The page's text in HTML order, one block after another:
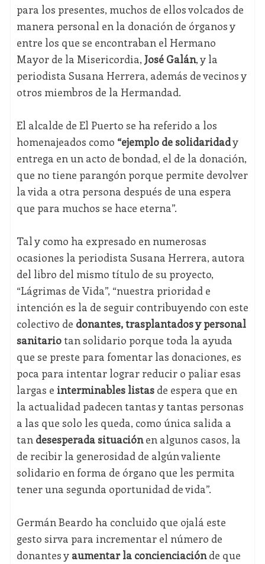
para los presentes, muchos de ellos volcados de
manera personal en la donación de órganos y
entre los que se encontraban el Hermano
Mayor de la Misericordia, José Galán, y la
periodista Susana Herrera, además de vecinos y
otros miembros de la Hermandad.
El alcalde de El Puerto se ha referido a los
homenajeados como “ejemplo de solidaridady
entrega en un acto de bondad, el de la donación,
que no tiene parangón porque permite devolver
la vida a otra persona después de una espera
que para muchos se hace eterna”.
Tal y como ha expresado en numerosas
ocasiones la periodista Susana Herrera, autora
del libro del mismo título de su proyecto,
“Lágrimas de Vida”, “nuestra prioridad e
intención es la de seguir contribuyendo con este
colectivo de donantes, trasplantados y personal
sanitariotan solidario porque toda la ayuda
que se preste para fomentar las donaciones, es
poca para intentar lograr reducir o paliar esas
largas e interminables listasde espera que en
la actualidad padecen tantas y tantas personas
a las que solo les queda, como única salida a
tan desesperada situaciónen algunos casos, la
de recibir la generosidad de algún valiente
solidario en forma de órgano que les permita
tener una segunda oportunidad de vida”.
Germán Beardo ha concluido que ojalá este
gesto sirva para incrementar el número de
donantes y aumentar la concienciaciónde que